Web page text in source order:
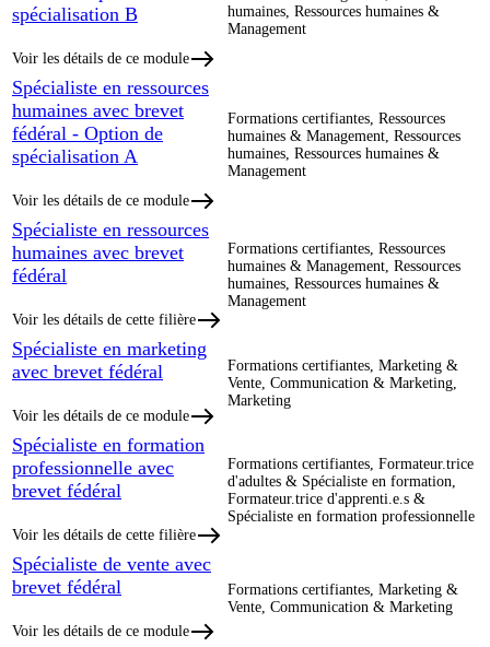
spécialisation B
Voir les détails de ce module
humaines, Ressources humaines &
Management
Spécialiste en ressources
humaines avec brevet
fédéral - Option de
spécialisation A
Voir les détails de ce module
Formations certifiantes, Ressources
humaines & Management, Ressources
humaines, Ressources humaines &
Management
Spécialiste en ressources
humaines avec brevet
fédéral
Voir les détails de cette filière
Formations certifiantes, Ressources
humaines & Management, Ressources
humaines, Ressources humaines &
Management
Spécialiste en marketing
avec brevet fédéral
Voir les détails de ce module
Formations certifiantes, Marketing &
Vente, Communication & Marketing,
Marketing
Spécialiste en formation
professionnelle avec
brevet fédéral
Voir les détails de cette filière
Formations certifiantes, Formateur.trice
d'adultes & Spécialiste en formation,
Formateur.trice d'apprenti.e.s &
Spécialiste en formation professionnelle
Spécialiste de vente avec
brevet fédéral
Voir les détails de ce module
Formations certifiantes, Marketing &
Vente, Communication & Marketing